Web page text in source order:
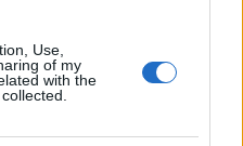
Use,
of my
with the
ΟΤΕ στη διεθνή σειρά